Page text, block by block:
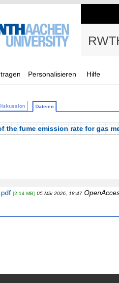
Personalisieren Hilfe
Dateien
the fume emission rate for gas
[2.14 MB] 05 Mär 2026, 18:47